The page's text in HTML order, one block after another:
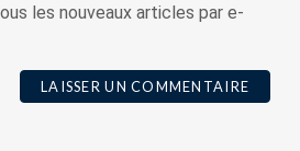
les nouveaux articles par e-